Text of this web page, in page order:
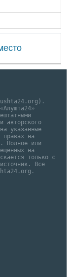
авторского
указанные
правах на
Полное или
на
только с
Все